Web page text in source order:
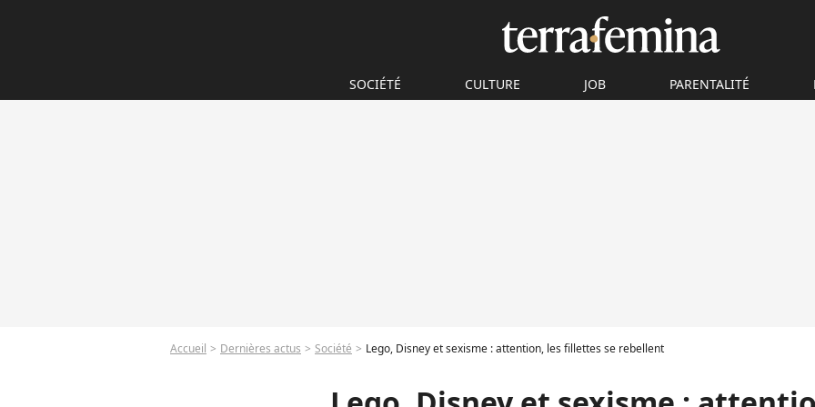
SOCIÉTÉ CULTURE JOB PARENTALITÉ
Accueil Dernières actus Société Lego, Disney et sexisme : attention, les fillettes se rebellent